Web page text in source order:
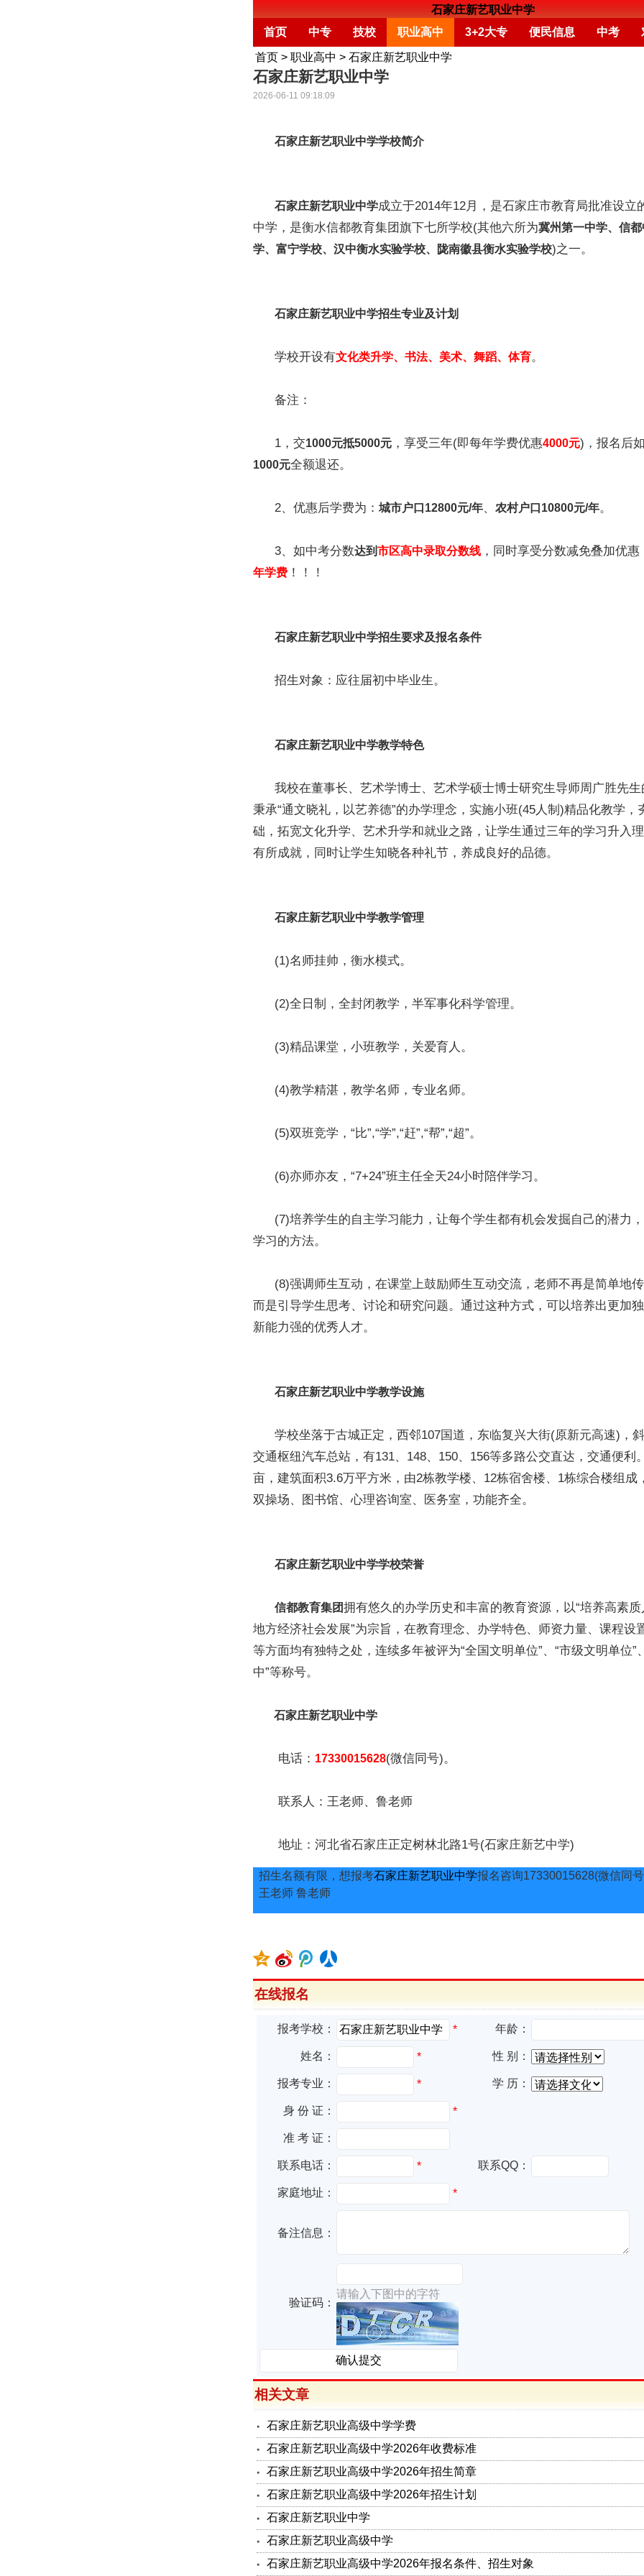
石家庄新艺职业中学
首页
中专 技校 职业高中 3+2大专 便民信息 中考
首页 > 职业高中 > 石家庄新艺职业中学
石家庄新艺职业中学
2026-06-11 09:18:09
石家庄新艺职业中学学校简介
石家庄新艺职业中学成立于2014年12月，是石家庄市教育局批准设立
中学，是衡水信都教育集团旗下七所学校(其他六所为冀州第一中学、信
学、富宁学校、汉中衡水实验学校、陇南徽县衡水实验学校)之一。
石家庄新艺职业中学招生专业及计划
学校开设有文化类升学、书法、美术、舞蹈、体育。
备注：
1，交1000元抵5000元 ，享受三年(即每年学费优惠4000元)，报名后
1000元全额退还。
2、优惠后学费为： 城市户口12800元/年、 农村户口10800元/年。
3、如中考分数达到市区高中录取分数线 ，同时享受分数减免叠加优惠
年学费 ！！！
石家庄新艺职业中学招生要求及报名条件
招生对象：应往届初中毕业生。
石家庄新艺职业中学教学特色
我校在董事长、艺术学博士、艺术学硕士博士研究生导师周广胜先生
秉承“通文晓礼，以艺养德”的办学理念，实施小班(45人制)精品化教学，
础，拓宽文化升学、艺术升学和就业之路，让学生通过三年的学习升入
有所成就，同时让学生知晓各种礼节，养成良好的品德。
石家庄新艺职业中学教学管理
(1)名师挂帅，衡水模式。
(2)全日制，全封闭教学，半军事化科学管理。
(3)精品课堂，小班教学，关爱育人。
(4)教学精湛，教学名师，专业名师。
(5)双班竞学，“比”,“学”,“赶”,“帮”,“超”。
(6)亦师亦友，“7+24”班主任全天24小时陪伴学习。
(7)培养学生的自主学习能力，让每个学生都有机会发掘自己的潜力
学习的方法。
(8)强调师生互动，在课堂上鼓励师生互动交流，老师不再是简单地传
而是引导学生思考、讨论和研究问题。通过这种方式，可以培养出更加
新能力强的优秀人才。
石家庄新艺职业中学教学设施
学校坐落于古城正定，西邻107国道，东临复兴大街(原新元高速)，
交通枢纽汽车总站，有131、148、150、156等多路公交直达，交通便利
亩，建筑面积3.6万平方米，由2栋教学楼、12栋宿舍楼、1栋综合楼组成
双操场、图书馆、心理咨询室、医务室，功能齐全。
石家庄新艺职业中学学校荣誉
信都教育集团拥有悠久的办学历史和丰富的教育资源，以“培养高素
地方经济社会发展”为宗旨，在教育理念、办学特色、师资力量、课程设
等方面均有独特之处，连续多年被评为“全国文明单位”、“市级文明单位”
中”等称号。
石家庄新艺职业中学
电话： 17330015628(微信同号)。
联系人：王老师、鲁老师
地址：河北省石家庄正定树林北路1号(石家庄新艺中学)
招生名额有限，想报考石家庄新艺职业中学报名咨询17330015628(微信同号
王老师 鲁老师
在线报名
报考学校： * 年龄：
姓名： * 性 别：
报考专业： * 学 历：
身 份 证： *
准 考 证：
联系电话： * 联系QQ：
家庭地址： *
备注信息：
验证码：
请输入下图中的字符
相关文章
石家庄新艺职业高级中学学费
石家庄新艺职业高级中学2026年收费标准
石家庄新艺职业高级中学2026年招生简章
石家庄新艺职业高级中学2026年招生计划
石家庄新艺职业中学
石家庄新艺职业高级中学
石家庄新艺职业高级中学2026年报名条件、招生对象